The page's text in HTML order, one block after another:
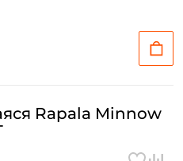
Rapala Minnow